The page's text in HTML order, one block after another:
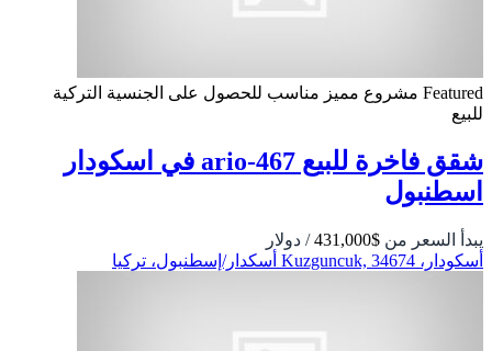
Featured مشروع مميز مناسب للحصول على الجنسية التركية
للبيع
شقق فاخرة للبيع ario-467 في اسكودار
اسطنبول
يبدأ السعر من $431,000
/ دولار
أسكودار، Kuzguncuk, 34674 أسكدار/إسطنبول، تركيا